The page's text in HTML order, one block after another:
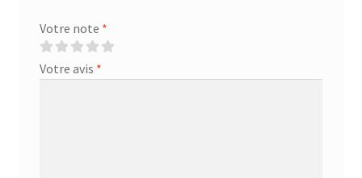
Votre note *
Votre avis *